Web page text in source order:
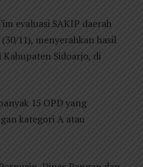
evaluasi SAKIP daerah
11), menyerahkan hasil
Kabupaten Sidoarjo, di
15 OPD yang
kategori A atau